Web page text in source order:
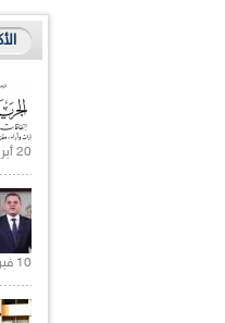
20 أبريل 2021 |
10 فبراير 2021 |